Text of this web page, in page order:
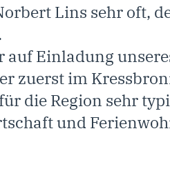
Lins sehr oft,
auf Einladung
zuerst im
die Region sehr
und